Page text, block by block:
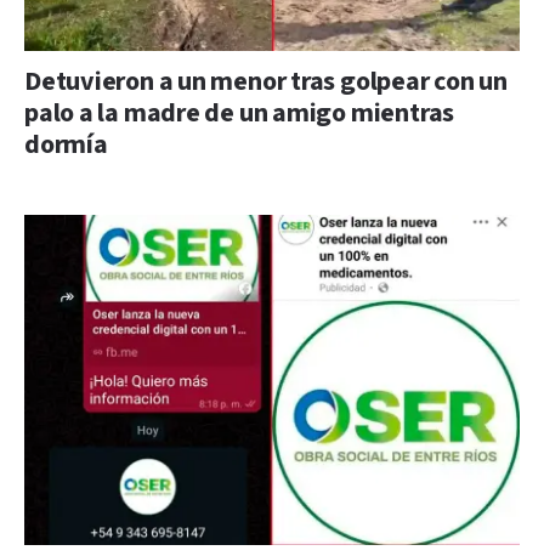
Detuvieron a un menor tras golpear con un
palo a la madre de un amigo mientras
dormía